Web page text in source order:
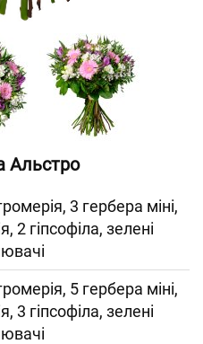
Альстро
3 гербера міні,
2 гіпсофіла, зелені
5 гербера міні,
3 гіпсофіла, зелені